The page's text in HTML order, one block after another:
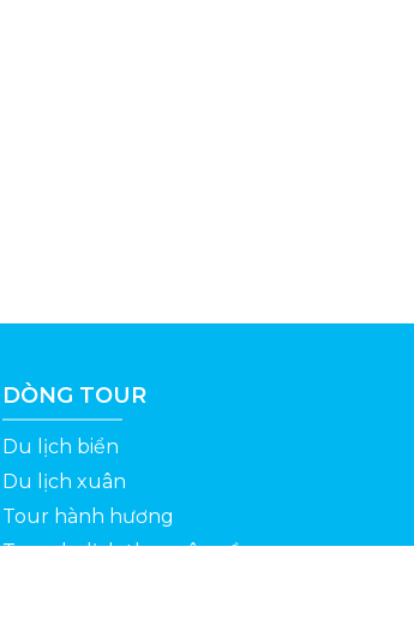
DÒNG TOUR
Du lịch biển
Du lịch xuân
Tour hành hương
Tour du lịch theo yêu cầu